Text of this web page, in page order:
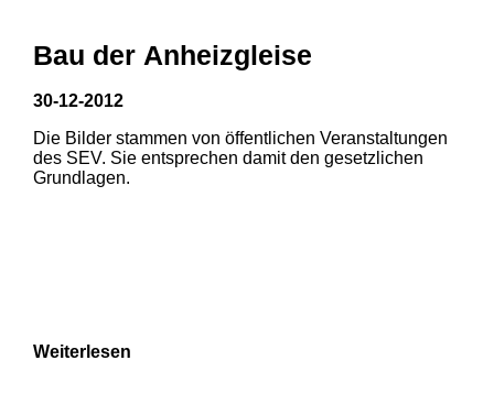
1 2
Bau der Anheizgleise
30-12-2012
Die Bilder stammen von öffentlichen Veranstaltungen
des SEV. Sie entsprechen damit den gesetzlichen
Grundlagen.
Weiterlesen